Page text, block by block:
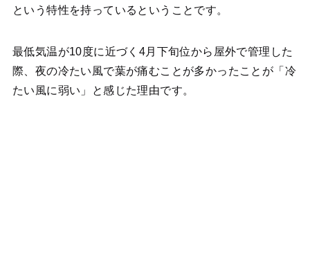
という特性を持っているということです。
最低気温が10度に近づく4月下旬位から屋外で管理した
際、夜の冷たい風で葉が痛むことが多かったことが「冷
たい風に弱い」と感じた理由です。